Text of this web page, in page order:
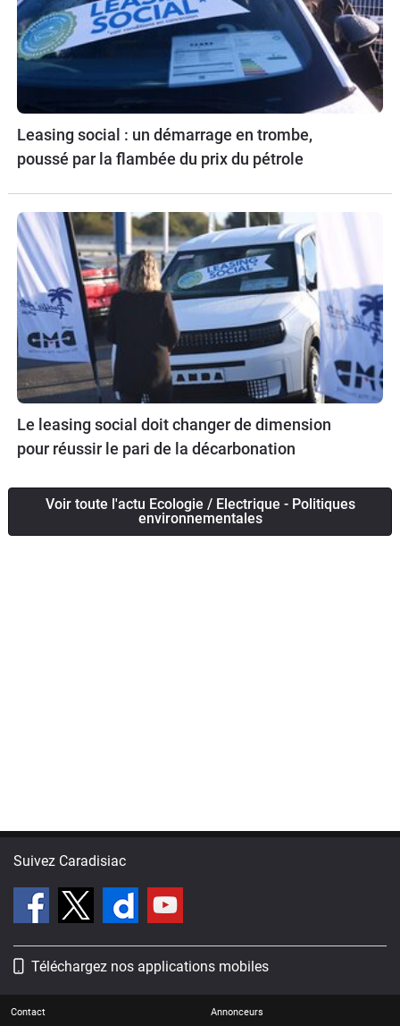
Leasing social : un démarrage en trombe,
poussé par la flambée du prix du pétrole
Le leasing social doit changer de dimension
pour réussir le pari de la décarbonation
Voir toute l'actu Ecologie / Electrique - Politiques
environnementales
Suivez Caradisiac
Téléchargez nos applications mobiles
Contact Annonceurs